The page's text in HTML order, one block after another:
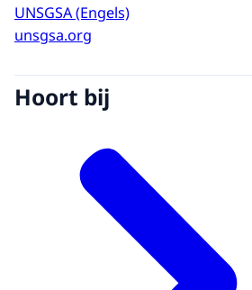
UNSGSA (Engels)
unsgsa.org
Hoort bij